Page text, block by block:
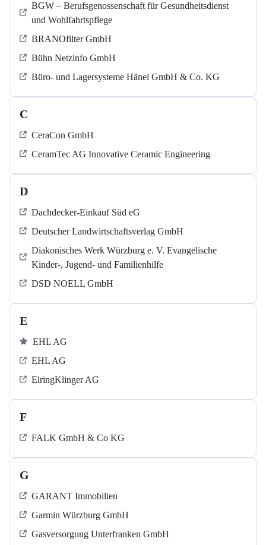
BGW – Berufsgenossenschaft für Gesundheitsdienst
und Wohlfahrtspflege
BRANOfilter GmbH
Bühn Netzinfo GmbH
Büro- und Lagersysteme Hänel GmbH & Co. KG
C
CeraCon GmbH
CeramTec AG Innovative Ceramic Engineering
D
Dachdecker-Einkauf Süd eG
Deutscher Landwirtschaftsverlag GmbH
Diakonisches Werk Würzburg e. V. Evangelische
Kinder-, Jugend- und Familienhilfe
DSD NOELL GmbH
E
EHL AG
EHL AG
ElringKlinger AG
F
FALK GmbH & Co KG
G
GARANT Immobilien
Garmin Würzburg GmbH
Gasversorgung Unterfranken GmbH